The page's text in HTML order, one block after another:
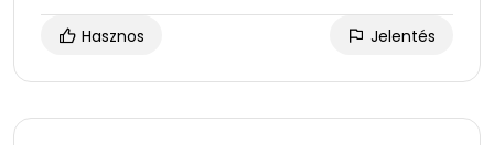
Hasznos Jelentés